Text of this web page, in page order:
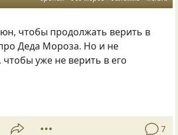
, чтобы продолжать верить в
Деда Мороза. Но и не
, чтобы уже не верить в его
7